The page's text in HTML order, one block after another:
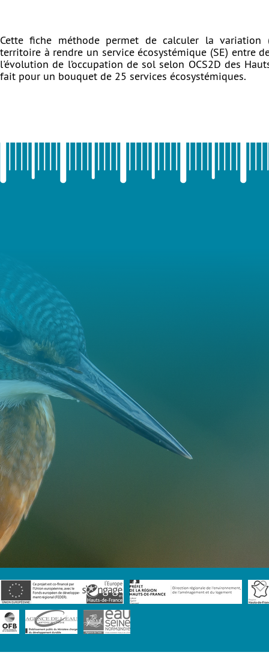
Cette fiche méthode permet de calculer la variation
territoire à rendre un service écosystémique (SE) entre
l'évolution de l’occupation de sol selon OCS2D des
fait pour un bouquet de 25 services écosystémiques.